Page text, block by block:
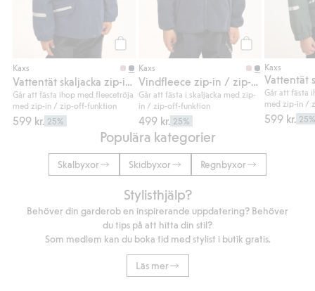
Kaxs
Går att fästa ihop med fleecetröja
med zip-in / zip-off-funktion
599 kr. 25%
Kaxs
Går att fästa i skaljacka med zip-
in / zip-off-funktion
499 kr. 25%
Kaxs
Går att fästa
med zip-in /
599 kr.
Populära kategorier
Skalbyxor Skidbyxor Regnbyxor
Stylisthjälp?
Behöver din garderob en inspirerande uppdatering? Behöver
du tips på att hitta din stil?
Som medlem kan du boka tid med stylist i butik gratis.
Läs mer